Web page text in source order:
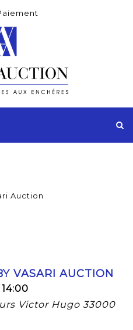
VASARI AUCTION
Victor Hugo 33000